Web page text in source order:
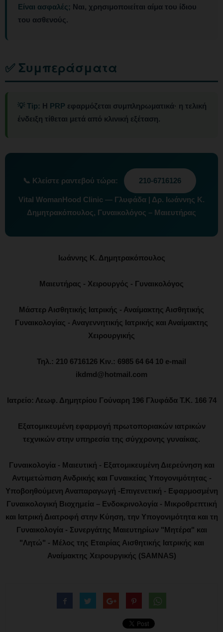
Είναι ασφαλές; Ναι, χρησιμοποιείται αίμα του ίδιου
του ασθενούς.
✅ Συμπεράσματα
💡 Tip: Η PRP εφαρμόζεται συμπληρωματικά· η τελική
ένδειξη τίθεται μετά από κλινική εξέταση.
📞 Κλείστε ραντεβού τώρα: 210-6716126
Vital WomanHood Clinic — Γλυφάδα | Δρ. Ιωάννης Κ.
Δημητρακόπουλος, Γυναικολόγος – Μαιευτήρας
Ιωάννης Κ. Δημητρακόπουλος
Μαιευτήρας - Χειρουργός - Γυναικολόγος
Μάστερ Αισθητικής Ιατρικής - Αναίμακτης Αισθητικής
Γυναικολογίας - Αναγεννητικής Ιατρικής και Αναίμακτης
Χειρουργικής
Τηλ.: 210 6716126 Κιν.: 6985 64 64 10 e-mail
ikdmd@hotmail.com
Ιατρείο: Λεωφ. Δημητρίου Γούναρη 196 Γλυφάδα Τ.Κ. 166 74
Εξατομικευμένη εφαρμογή πρωτοποριακών ιατρικών
τεχνικών στην υπηρεσία της σύγχρονης γυναίκας.
Γυναικολογία - Μαιευτική - Εξατομικευμένη Διερεύνηση και
Αντιμετώπιση Ανδρικής και Γυναικείας Υπογονιμότητας -
Υποβοηθούμενη Αναπαραγωγή -Επιγενετική - Εφαρμοσμένη
Γυναικολογική Βιοχημεία – Ενδοκρινολογία - Μικροθρεπτική
και Ιατρική Διατροφή στην Κύηση, την Υπογονιμότητα και τη
Γυναικολογία - Συνεργάτης Μαιευτηρίων "Μητέρα" και
"Λητώ" - Μέλος της Εταιρίας Αισθητικής Ιατρικής και
Αναίμακτης Χειρουργικής (SAMNAS)